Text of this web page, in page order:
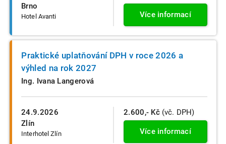
Brno
Hotel Avanti Více informací
24.9.2026
Zlín
Interhotel Zlín
Praktické uplatňování DPH v roce 2026 a
výhled na rok 2027
Ing. Ivana Langerová
2.600,- Kč (vč. DPH)
Více informací